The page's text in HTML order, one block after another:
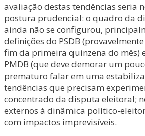
avaliação destas tendências seria
postura prudencial: o quadro da
ainda não se configurou,
definições do PSDB
fim da primeira quinzena do mês)
PMDB (que deve demorar um
prematuro falar em uma
tendências que precisam
concentrado da disputa eleitoral;
externos à dinâmica político-
com impactos imprevisíveis.